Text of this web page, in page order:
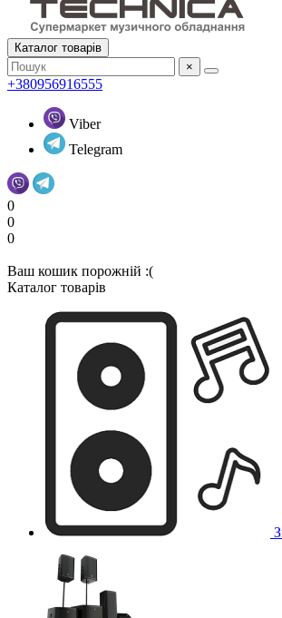
Каталог товарів
×
+380956916555
Viber
Telegram
0
0
0
Ваш кошик порожній :(
Каталог товарів